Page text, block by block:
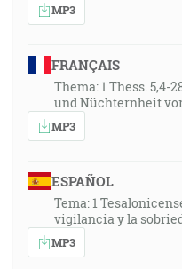
MP3
FRANÇAIS
Thema: 1 Thess.
und Nüchternheit
MP3
ESPAÑOL
Tema: 1
vigilancia y la
MP3